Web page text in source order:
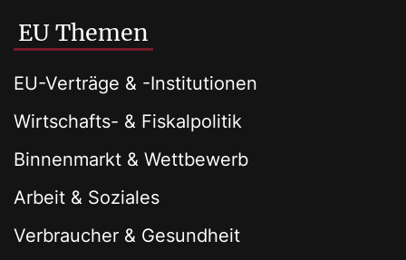
EU Themen
EU-Verträge & -Institutionen
Wirtschafts- & Fiskalpolitik
Binnenmarkt & Wettbewerb
Arbeit & Soziales
Verbraucher & Gesundheit